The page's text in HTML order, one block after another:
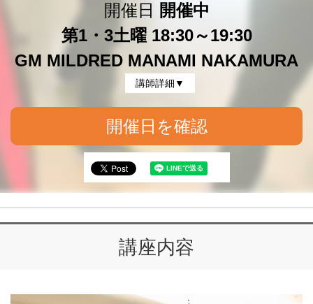
開催日
開催中
第1・3土曜 18:30～19:30
GM MILDRED MANAMI NAKAMURA
講師詳細▼
開催日を確認
講座内容